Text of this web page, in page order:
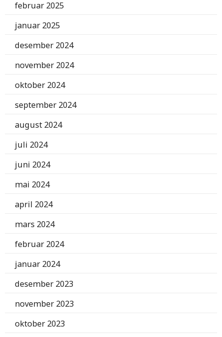
februar 2025
januar 2025
desember 2024
november 2024
oktober 2024
september 2024
august 2024
juli 2024
juni 2024
mai 2024
april 2024
mars 2024
februar 2024
januar 2024
desember 2023
november 2023
oktober 2023